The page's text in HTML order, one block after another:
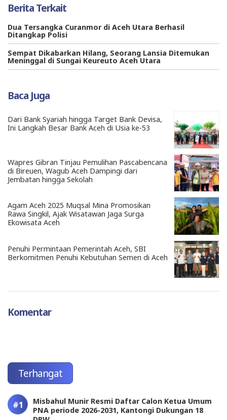
Berita Terkait
Dua Tersangka Curanmor di Aceh Utara Berhasil
Ditangkap Polisi
Sempat Dikabarkan Hilang, Seorang Lansia Ditemukan
Meninggal di Sungai Keureuto Aceh Utara
Baca Juga
Dari Bank Syariah hingga Target Bank Devisa,
Ini Langkah Besar Bank Aceh di Usia ke-53
Wapres Gibran Tinjau Pemulihan Pascabencana
di Bireuen, Wagub Aceh Dampingi dari
Jembatan hingga Sekolah
Agam Aceh 2025 Muqsal Mina Promosikan
Rawa Singkil, Ajak Wisatawan Jaga Surga
Ekowisata Aceh
Penuhi Permintaan Pemerintah Aceh, SBI
Berkomitmen Penuhi Kebutuhan Semen di Aceh
Komentar
Terhangat
Misbahul Munir Resmi Daftar Calon Ketua Umum
PNA periode 2026-2031, Kantongi Dukungan 18